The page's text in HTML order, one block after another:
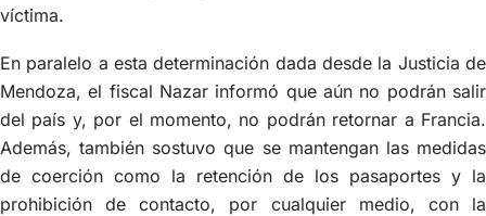
víctima.
En paralelo a esta determinación dada desde la Justicia de
Mendoza, el fiscal Nazar informó que aún no podrán salir
del país y, por el momento, no podrán retornar a Francia.
Además, también sostuvo que se mantengan las medidas
de coerción como la retención de los pasaportes y la
prohibición de contacto, por cualquier medio, con la